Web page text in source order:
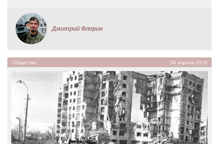
Дмитрий Флорин
Общество 29 апреля 2015